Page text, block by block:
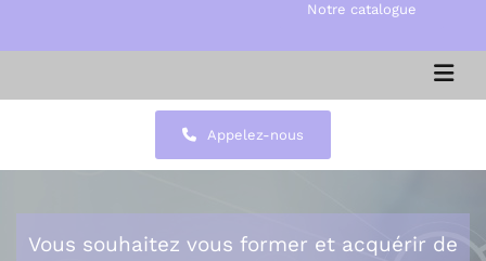
Notre catalogue
Appelez-nous
Vous souhaitez vous former et acquérir de